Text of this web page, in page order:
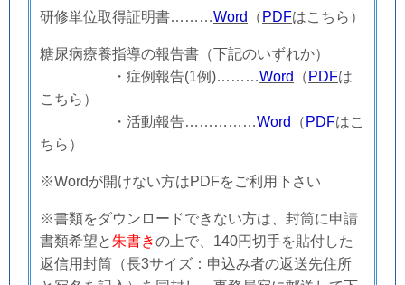
研修単位取得証明書… … …Word （ PDFはこちら）
糖尿病療養指導の報告書（下記のいずれか）
・症例報告(1例)… … …Word （ PDFは
こちら）
・活動報告… … … … …Word （ PDFはこ
ちら）
※Wordが開けない方はPDFをご利用下さい
※書類をダウンロードできない方は、封筒に申請
書類希望と朱書きの上で、140円切手を貼付した
返信用封筒（長3サイズ： 申込み者の返送先住所